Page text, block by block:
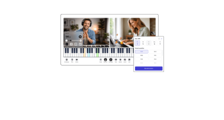
Klavier / Piano / Flügel
Klavier / Piano / Flügel